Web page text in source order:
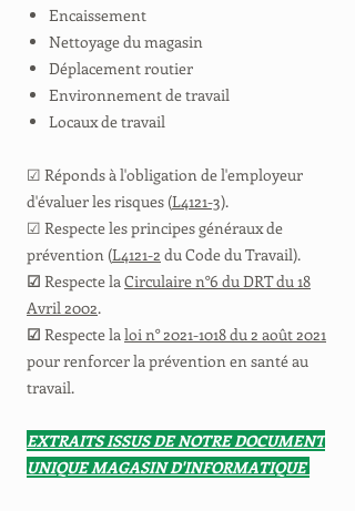
Encaissement
Nettoyage du magasin
Déplacement routier
Environnement de travail
Locaux de travail
☑ Réponds à l'obligation de l'employeur
d'évaluer les risques (L4121-3).
☑ Respecte les principes généraux de
prévention (L4121-2 du Code du Travail).
☑ Respecte laCirculaire n°6 du DRT du 18
Avril 2002.
☑ Respecte laloi n° 2021-1018 du 2 août 2021
pour renforcer la prévention en santé au
travail.
EXTRAITS ISSUS DE NOTRE DOCUMENT
UNIQUE MAGASIN D'INFORMATIQUE